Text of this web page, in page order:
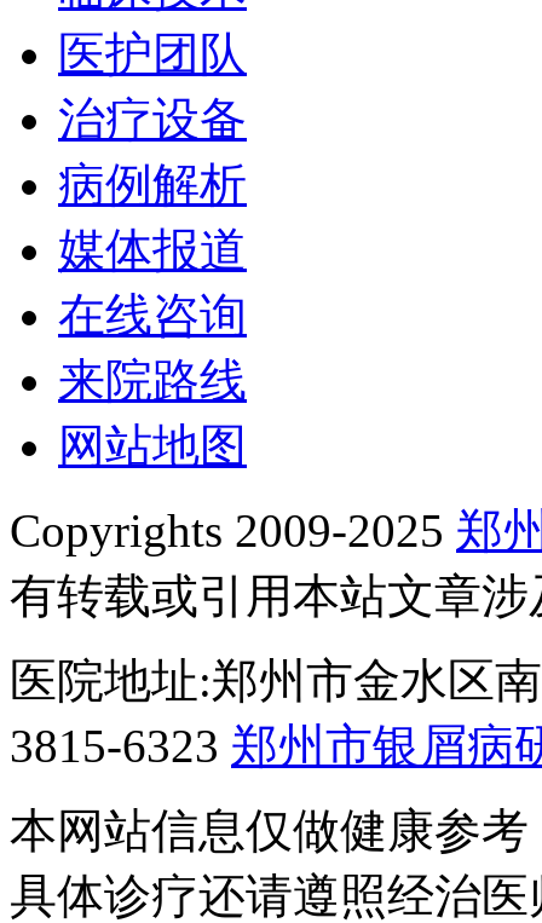
医护团队
治疗设备
病例解析
媒体报道
在线咨询
来院路线
网站地图
Copyrights 2009-2025 郑
有转载或引用本站文章
医院地址:郑州市金水区
3815-6323 郑州市银屑病
本网站信息仅做健康参
具体诊疗还请遵照经治医